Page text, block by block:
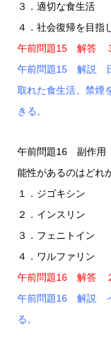
３．適切な食生活
４．社会復帰を目指
午前問題15 解答
午前問題15 解説 日
取れた食生活、禁煙
きる。
午前問題16 副作用
能性があるのはどれ
１．ジゴキシン
２．インスリン
３．フェニトイン
４．ワルファリン
午前問題16 解答
午前問題16 解説 イ
る。